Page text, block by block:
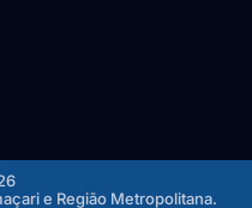
e Região Metropolitana.